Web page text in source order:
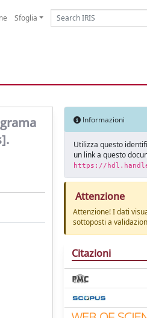
Sfoglia
Informazioni
Utilizza questo
un link a questo
https://
Attenzione
Attenzione! I dati
sottoposti a
Citazioni